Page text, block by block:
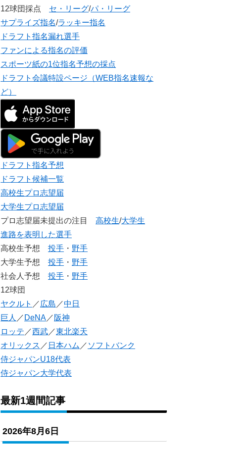
12球団採点 セ・リーグ/パ・リーグ
サプライズ指名/ラッキー指名
ドラフト指名漏れ選手
ファンによる指名の評価
スポーツ紙の1位指名予想の採点
ドラフト会議特設ページ（WEB指名速報な
ど）
ドラフト指名予想
ドラフト候補一覧
高校生プロ志望届
大学生プロ志望届
プロ志望届未提出の注目 高校生/大学生
進路を表明した選手
高校生予想 投手 ・ 野手
大学生予想 投手 ・ 野手
社会人予想 投手 ・ 野手
12球団
ヤクルト ／ 広島 ／中日
巨人 ／ DeNA ／ 阪神
ロッテ ／西武 ／東北楽天
オリックス ／ 日本ハム ／ ソフトバンク
侍ジャパンU18代表
侍ジャパン大学代表
最新1週間記事
2026年8月6日